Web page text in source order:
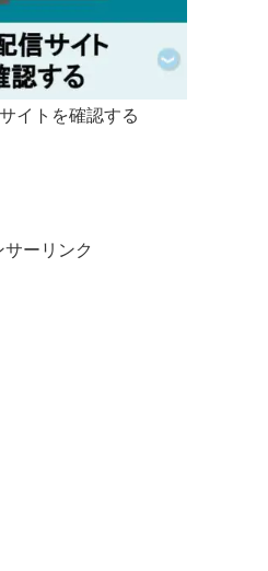
イトを確認する
ーリンク